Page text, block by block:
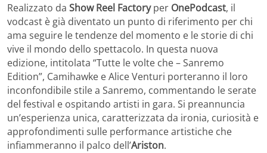
Realizzato da Show Reel Factoryper OnePodcast, il
vodcast è già diventato un punto di riferimento per chi
ama seguire le tendenze del momento e le storie di chi
vive il mondo dello spettacolo. In questa nuova
edizione, intitolata “Tutte le volte che – Sanremo
Edition”, Camihawke e Alice Venturi porteranno il loro
inconfondibile stile a Sanremo, commentando le serate
del festival e ospitando artisti in gara. Si preannuncia
un’esperienza unica, caratterizzata da ironia, curiosità e
approfondimenti sulle performance artistiche che
infiammeranno il palco dell’Ariston.